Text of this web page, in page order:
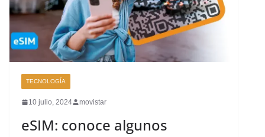
TECNOLOGÍA
10 julio, 2024 movistar
eSIM: conoce algunos